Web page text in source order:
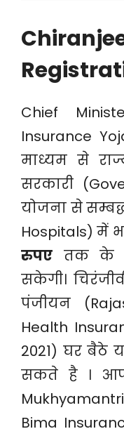
Chief
Insurance
माध्यम से
सरकारी
योजना से
Hospitals) में
रुपए तक के
सकेगी।
पंजीयन
Health
2021) घर बैठे
सकते है ।
Bima